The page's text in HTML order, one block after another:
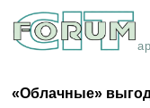
«Облачные»